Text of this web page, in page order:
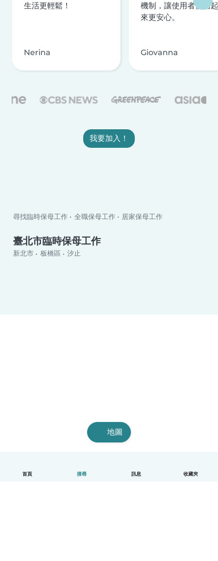
首頁 搜尋 訊息 收藏夾
生活更輕鬆！
Nerina
機制，讓使用者使用起
來更安心。
Giovanna
我要加入！
尋找臨時保母工作 全職保母工作 居家保母工作
臺北市臨時保母工作
新北市 板橋區 汐止
地圖